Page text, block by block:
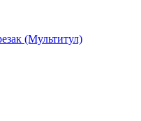
(Мультитул)